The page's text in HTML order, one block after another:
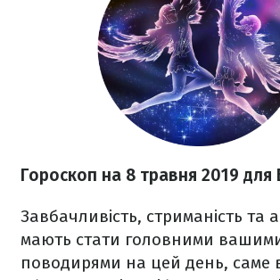
Гороскоп на 8 травня 2019 для
Завбачливість, стриманість та
мають стати головними
поводирями на цей день, саме